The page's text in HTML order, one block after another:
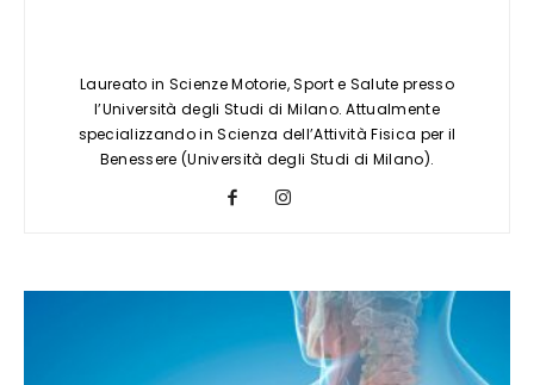
Laureato in Scienze Motorie, Sport e Salute presso
l’Università degli Studi di Milano. Attualmente
specializzando in Scienza dell’Attività Fisica per il
Benessere (Università degli Studi di Milano).